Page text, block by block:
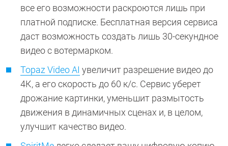
все его возможности раскроются лишь при
платной подписке. Бесплатная версия сервиса
даст возможность создать лишь 30-секундное
видео с вотермарком.
Topaz Video AI увеличит разрешение видео до
4К, а его скорость до 60 к/с. Сервис уберет
дрожание картинки, уменьшит размытость
движения в динамичных сценах и, в целом,
улучшит качество видео.